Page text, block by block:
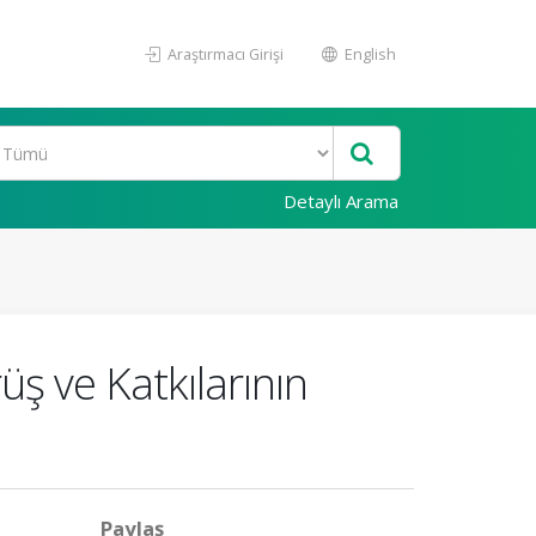
Araştırmacı Girişi English
Detaylı Arama
ve Katkılarının
Paylaş